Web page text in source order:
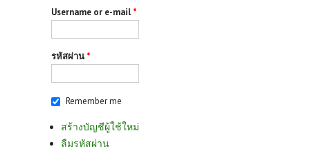
Username or e-mail *
รหัสผ่าน *
Remember me
สร้างบัญชีผู้ใช้ใหม่
ลืมรหัสผ่าน